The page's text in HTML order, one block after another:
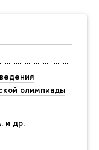
олимпиады
и др.